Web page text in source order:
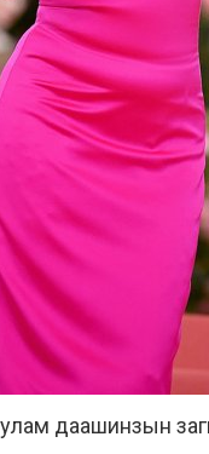
даашинзын